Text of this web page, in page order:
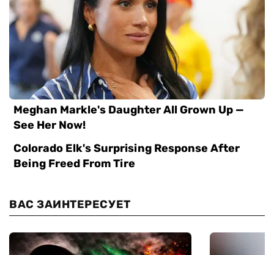
ВАС ЗАИНТЕРЕСУЕТ